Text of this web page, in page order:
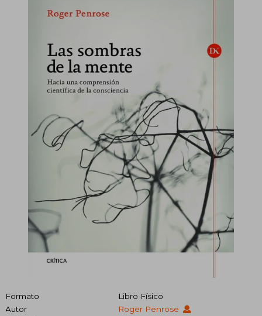
Formato
Libro Físico
Autor
Roger Penrose